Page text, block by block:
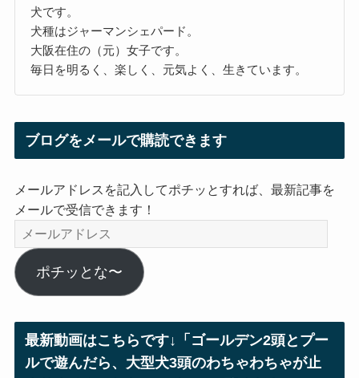
犬です。
犬種はジャーマンシェパード。
大阪在住の（元）女子です。
毎日を明るく、楽しく、元気よく、生きています。
ブログをメールで購読できます
メールアドレスを記入してポチッとすれば、最新記事を
メールで受信できます！
メ
ー
ル
ア
ス
ポチッとな〜
最新動画はこちらです↓「ゴールデン2頭とプー
ルで遊んだら、大型犬3頭のわちゃわちゃが止